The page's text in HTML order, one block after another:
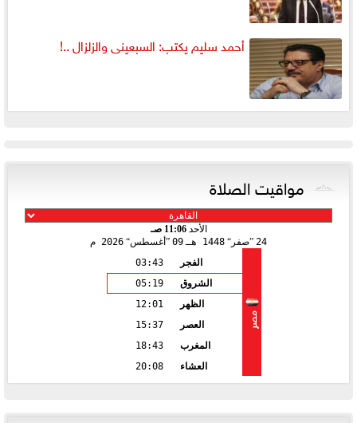
أحمد سليم يكتب: السبعينى والزلزال ..!
مواقيت الصلاة
الأحد11:06 صـ
24
صفر 1448 هـ 09 أغسطس 2026 م
مصر
الفجر
03:43
الشروق
05:19
الظهر
12:01
العصر
15:37
المغرب
18:43
العشاء
20:08